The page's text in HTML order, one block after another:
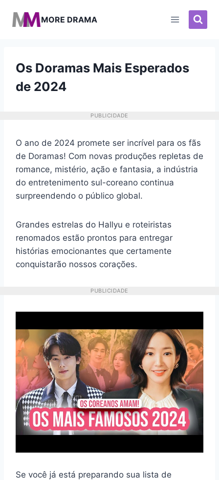
para
MORE DRAMA
Os Doramas Mais Esperados
de 2024
PUBLICIDADE
O ano de 2024 promete ser incrível para os fãs
de Doramas! Com novas produções repletas de
romance, mistério, ação e fantasia, a indústria
do entretenimento sul-coreano continua
surpreendendo o público global.
Grandes estrelas do Hallyu e roteiristas
renomados estão prontos para entregar
histórias emocionantes que certamente
conquistarão nossos corações.
PUBLICIDADE
Se você já está preparando sua lista de